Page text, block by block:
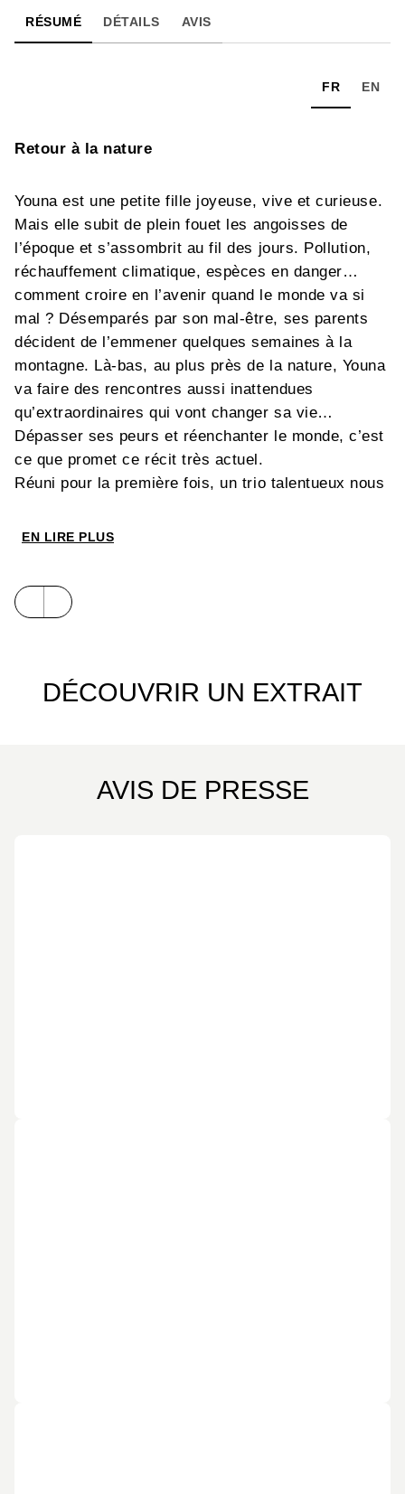
RÉSUMÉ DÉTAILS AVIS
FR EN
Retour à la nature
Youna est une petite fille joyeuse, vive et curieuse.
Mais elle subit de plein fouet les angoisses de
l’époque et s’assombrit au fil des jours. Pollution,
réchauffement climatique, espèces en danger…
comment croire en l’avenir quand le monde va si
mal ? Désemparés par son mal-être, ses parents
décident de l’emmener quelques semaines à la
montagne. Là-bas, au plus près de la nature, Youna
va faire des rencontres aussi inattendues
qu’extraordinaires qui vont changer sa vie…
Dépasser ses peurs et réenchanter le monde, c’est
ce que promet ce récit très actuel.
Réuni pour la première fois, un trio talentueux nous
aventure initiatique pleine de poésie et de rires. Un
humour la question de l’éco-anxiété chez les
enfants.
EN LIRE PLUS
DÉCOUVRIR UN EXTRAIT
AVIS DE PRESSE